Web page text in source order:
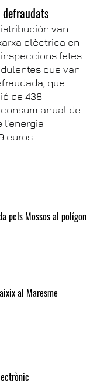
pels Mossos al polígon
al Maresme
van
elèctrica en
fetes
que van
que
de 438
anual de
l'energia
euros.